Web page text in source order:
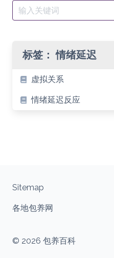
Search
for:
标签：情绪延迟
虚拟关系
情绪延迟反应
© 2026 包养百科
Sitemap
各地包养网